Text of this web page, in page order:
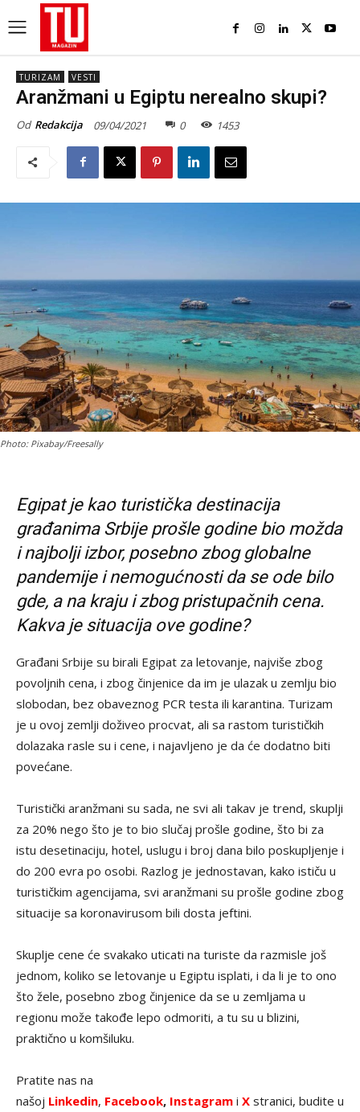
TURIZAM VESTI
Aranžmani u Egiptu nerealno skupi?
Od Redakcija 09/04/2021 0 1453
Photo: Pixabay/Freesally
Egipat je kao turistička destinacija
građanima Srbije prošle godine bio možda
i najbolji izbor, posebno zbog globalne
pandemije i nemogućnosti da se ode bilo
gde, a na kraju i zbog pristupačnih cena.
Kakva je situacija ove godine?
Građani Srbije su birali Egipat za letovanje, najviše zbog
povoljnih cena, i zbog činjenice da im je ulazak u zemlju bio
slobodan, bez obaveznog PCR testa ili karantina. Turizam
je u ovoj zemlji doživeo procvat, ali sa rastom turističkih
dolazaka rasle su i cene, i najavljeno je da će dodatno biti
povećane.
Turistički aranžmani su sada, ne svi ali takav je trend, skuplji
za 20% nego što je to bio slučaj prošle godine, što bi za
istu desetinaciju, hotel, uslugu i broj dana bilo poskupljenje i
do 200 evra po osobi. Razlog je jednostavan, kako ističu u
turističkim agencijama, svi aranžmani su prošle godine zbog
situacije sa koronavirusom bili dosta jeftini.
Skuplje cene će svakako uticati na turiste da razmisle još
jednom, koliko se letovanje u Egiptu isplati, i da li je to ono
što žele, posebno zbog činjenice da se u zemljama u
regionu može takođe lepo odmoriti, a tu su u blizini,
praktično u komšiluku.
Pratite nas na
našoj Linkedin, Facebook, Instagram i X stranici, budite u